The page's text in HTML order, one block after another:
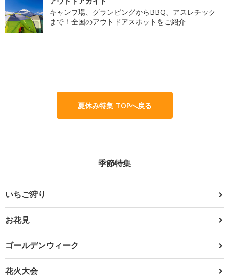
キャンプ場、グランピングからBBQ、アスレチック
まで！全国のアウトドアスポットをご紹介
夏休み特集 TOPへ戻る
季節特集
いちご狩り
お花見
ゴールデンウィーク
花火大会